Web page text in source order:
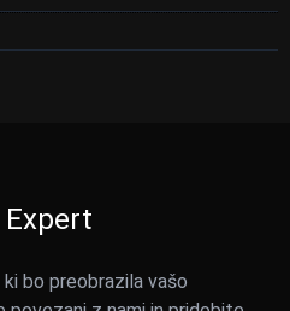
bo preobrazila vašo